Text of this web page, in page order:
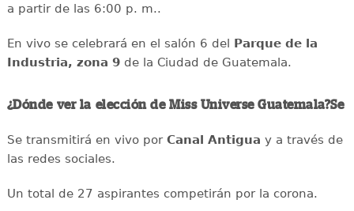
a partir de las 6:00 p. m..
En vivo se celebrará en el salón 6 del Parque de la
Industria, zona 9de la Ciudad de Guatemala.
¿Dónde ver la elección de Miss Universe Guatemala?Se
Se transmitirá en vivo porCanal Antigua y a través de
las redes sociales.
Un total de 27 aspirantes competirán por la corona.